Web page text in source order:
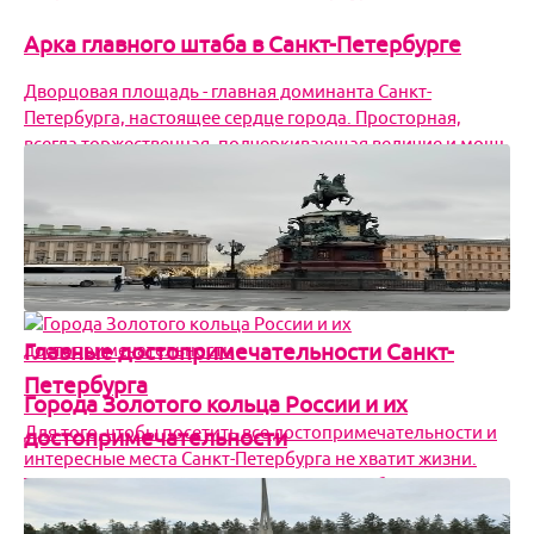
Арка главного штаба в Санкт-Петербурге
Дворцовая площадь - главная доминанта Санкт-
Петербурга, настоящее сердце города. Просторная,
всегда торжественная, подчеркивающая величие и мощь
Главные достопримечательности Санкт-
Петербурга
Для того, чтобы посетить все достопримечательности и
интересные места Санкт-Петербурга не хватит жизни.
Этот удивительный город, которому чуть больше
Города Золотого кольца России и их
достопримечательности
Туристический маршрут по «Золотому кольцу России»
известен всем, многие даже смогут вспомнить названия